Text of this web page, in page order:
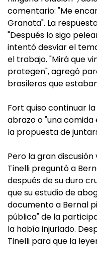
comentario: "Me
Granata". La
"Después lo sigo
intentó desviar el
el trabajo. "Mirá que
protegen", agregó
brasileros que
Fort quiso continuar
abrazo o "una
la propuesta de
Pero la gran
Tinelli preguntó a
después de su duro
que su estudio de
documento a Bernal
pública" de la
la había injuriado.
Tinelli para que la